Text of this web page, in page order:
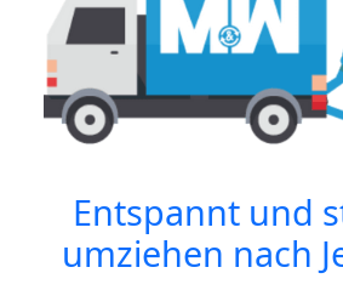
Entspannt und
umziehen nach